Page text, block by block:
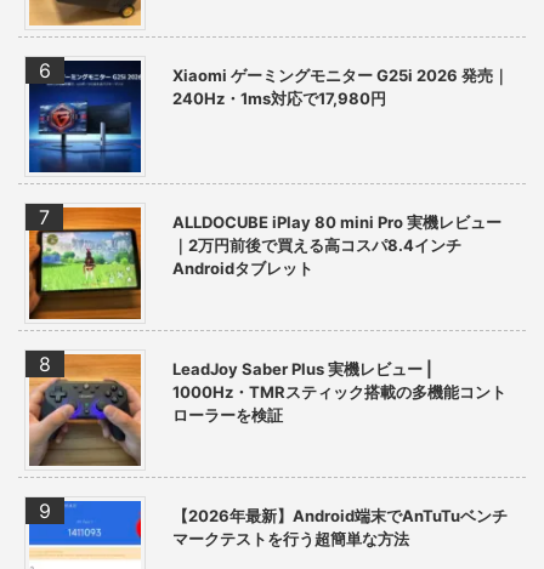
Xiaomi ゲーミングモニター G25i 2026 発売｜
240Hz・1ms対応で17,980円
ALLDOCUBE iPlay 80 mini Pro 実機レビュー
｜2万円前後で買える高コスパ8.4インチ
Androidタブレット
LeadJoy Saber Plus 実機レビュー |
1000Hz・TMRスティック搭載の多機能コント
ローラーを検証
【2026年最新】Android端末でAnTuTuベンチ
マークテストを行う超簡単な方法